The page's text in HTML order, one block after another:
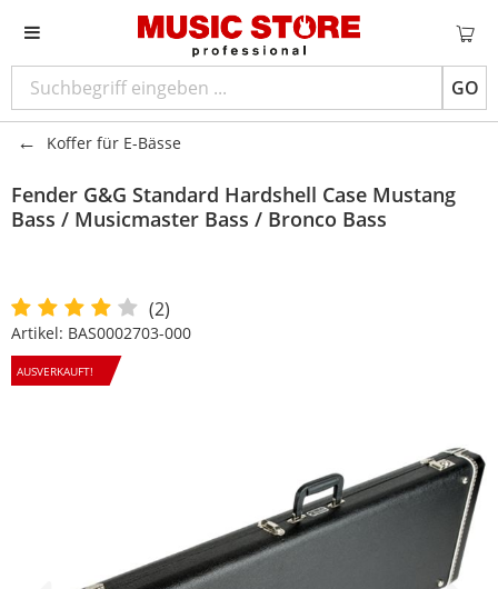
GO
Koffer für E-Bässe
Fender G&G Standard Hardshell Case Mustang
Bass / Musicmaster Bass / Bronco Bass
(2)
Artikel: BAS0002703-000
AUSVERKAUFT!